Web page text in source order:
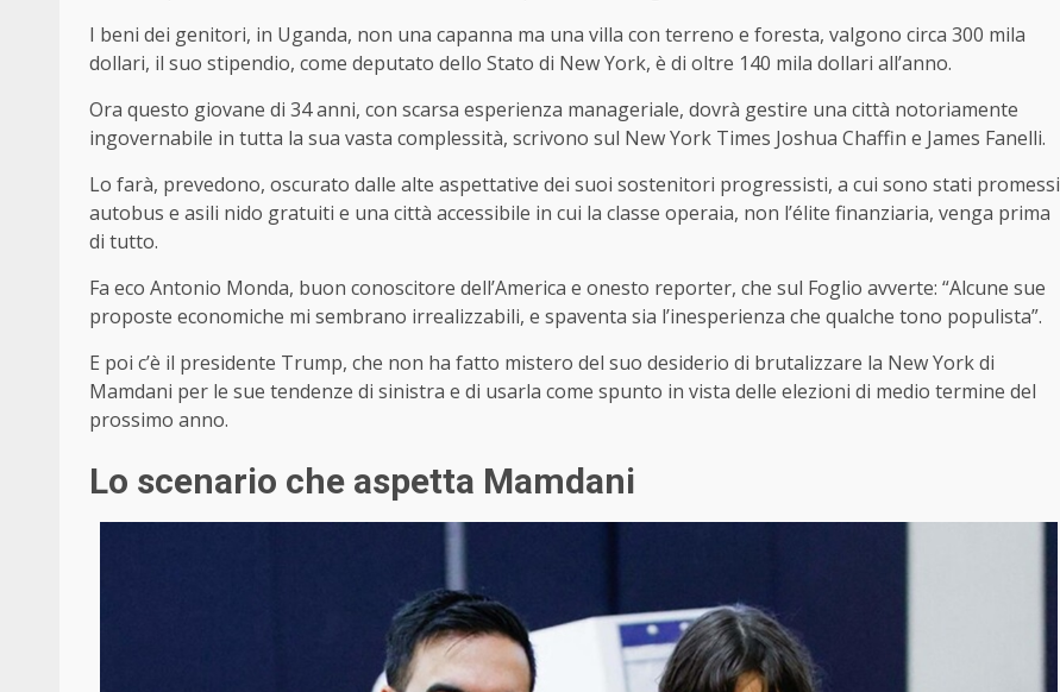
I beni dei genitori, in Uganda, non una capanna ma una villa con terreno e foresta, valgono circa 300 mila
dollari, il suo stipendio, come deputato dello Stato di New York, è di oltre 140 mila dollari all’anno.
Ora questo giovane di 34 anni, con scarsa esperienza manageriale, dovrà gestire una città notoriamente
ingovernabile in tutta la sua vasta complessità, scrivono sul New York Times Joshua Chaffin e James Fanelli.
Lo farà, prevedono, oscurato dalle alte aspettative dei suoi sostenitori progressisti, a cui sono stati promessi
autobus e asili nido gratuiti e una città accessibile in cui la classe operaia, non l’élite finanziaria, venga prima
di tutto.
Fa eco Antonio Monda, buon conoscitore dell’America e onesto reporter, che sul Foglio avverte: “Alcune sue
proposte economiche mi sembrano irrealizzabili, e spaventa sia l’inesperienza che qualche tono populista”.
E poi c’è il presidente Trump, che non ha fatto mistero del suo desiderio di brutalizzare la New York di
Mamdani per le sue tendenze di sinistra e di usarla come spunto in vista delle elezioni di medio termine del
prossimo anno.
Lo scenario che aspetta Mamdani